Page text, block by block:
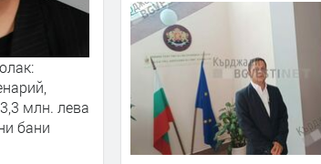
през
Части от „Младежки хълм“,
„Хисаря“, „Тракийски“ и
„Македонски“ са без вода
заради авария
преди 11 часа